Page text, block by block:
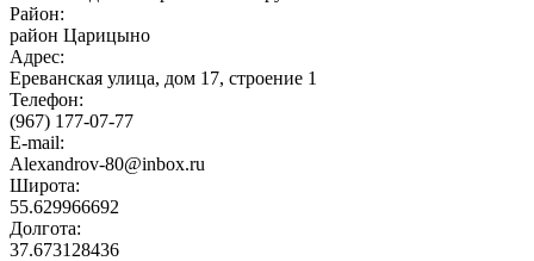
Район:
район Царицыно
Адрес:
Ереванская улица, дом 17, строение 1
Телефон:
(967) 177-07-77
E-mail:
Alexandrov-80@inbox.ru
Широта:
55.629966692
Долгота:
37.673128436